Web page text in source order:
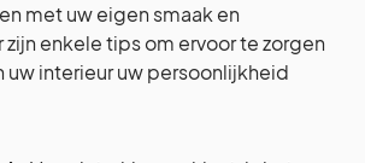
met uw eigen smaak en
zijn enkele tips om ervoor te zorgen
uw interieur uw persoonlijkheid